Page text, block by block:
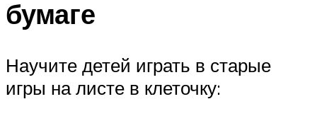
бумаге
Научите детей играть в старые
игры на листе в клеточку: